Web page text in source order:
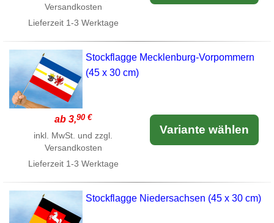
Versandkosten
Lieferzeit 1-3 Werktage
Stockflagge Mecklenburg-Vorpommern
(45 x 30 cm)
ab 3,90 €
inkl. MwSt. und zzgl.
Versandkosten
Lieferzeit 1-3 Werktage
Variante wählen
Stockflagge Niedersachsen (45 x 30 cm)